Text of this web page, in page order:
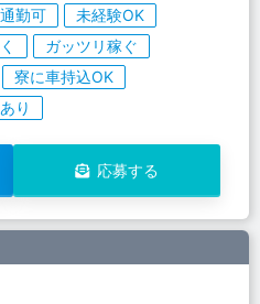
勤可
未経験OK
ガッツリ稼ぐ
寮に車持込OK
り
応募する